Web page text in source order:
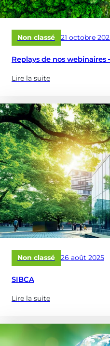
optimiser
vos
réservoirs
d’eau
?)
Non classé
Publié
le
21 octobre
Replays de nos webinaires
Lire la suite
(à
de
:
Replays
de
nos
webinaires
–
Octobre
2025)
Non classé
Publié
le
26 août 2025
SIBCA
Lire la suite
(à
de
: